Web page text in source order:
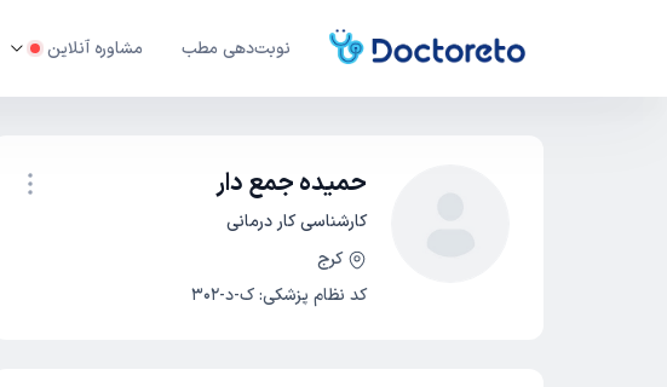
نوبت‌دهی مطب مشاوره آنلاین
حمیده جمع دار
کارشناسی کار درمانی
کرج
کد نظام پزشکی:ک-د-302